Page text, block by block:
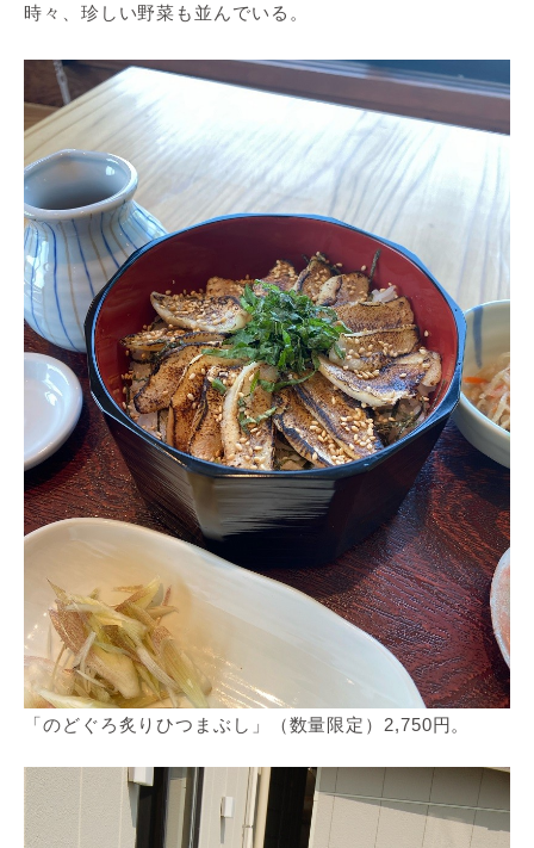
時々、珍しい野菜も並んでいる。
「のどぐろ炙りひつまぶし」（数量限定）2,750円。